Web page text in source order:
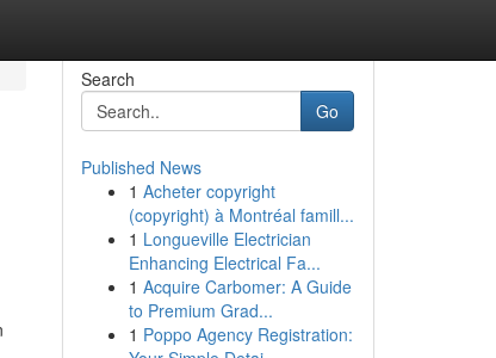
Search
Go
Published News
1 Acheter copyright
(copyright) à Montréal famill...
1 Longueville Electrician
Enhancing Electrical Fa...
1 Acquire Carbomer: A Guide
to Premium Grad...
1 Poppo Agency Registration: